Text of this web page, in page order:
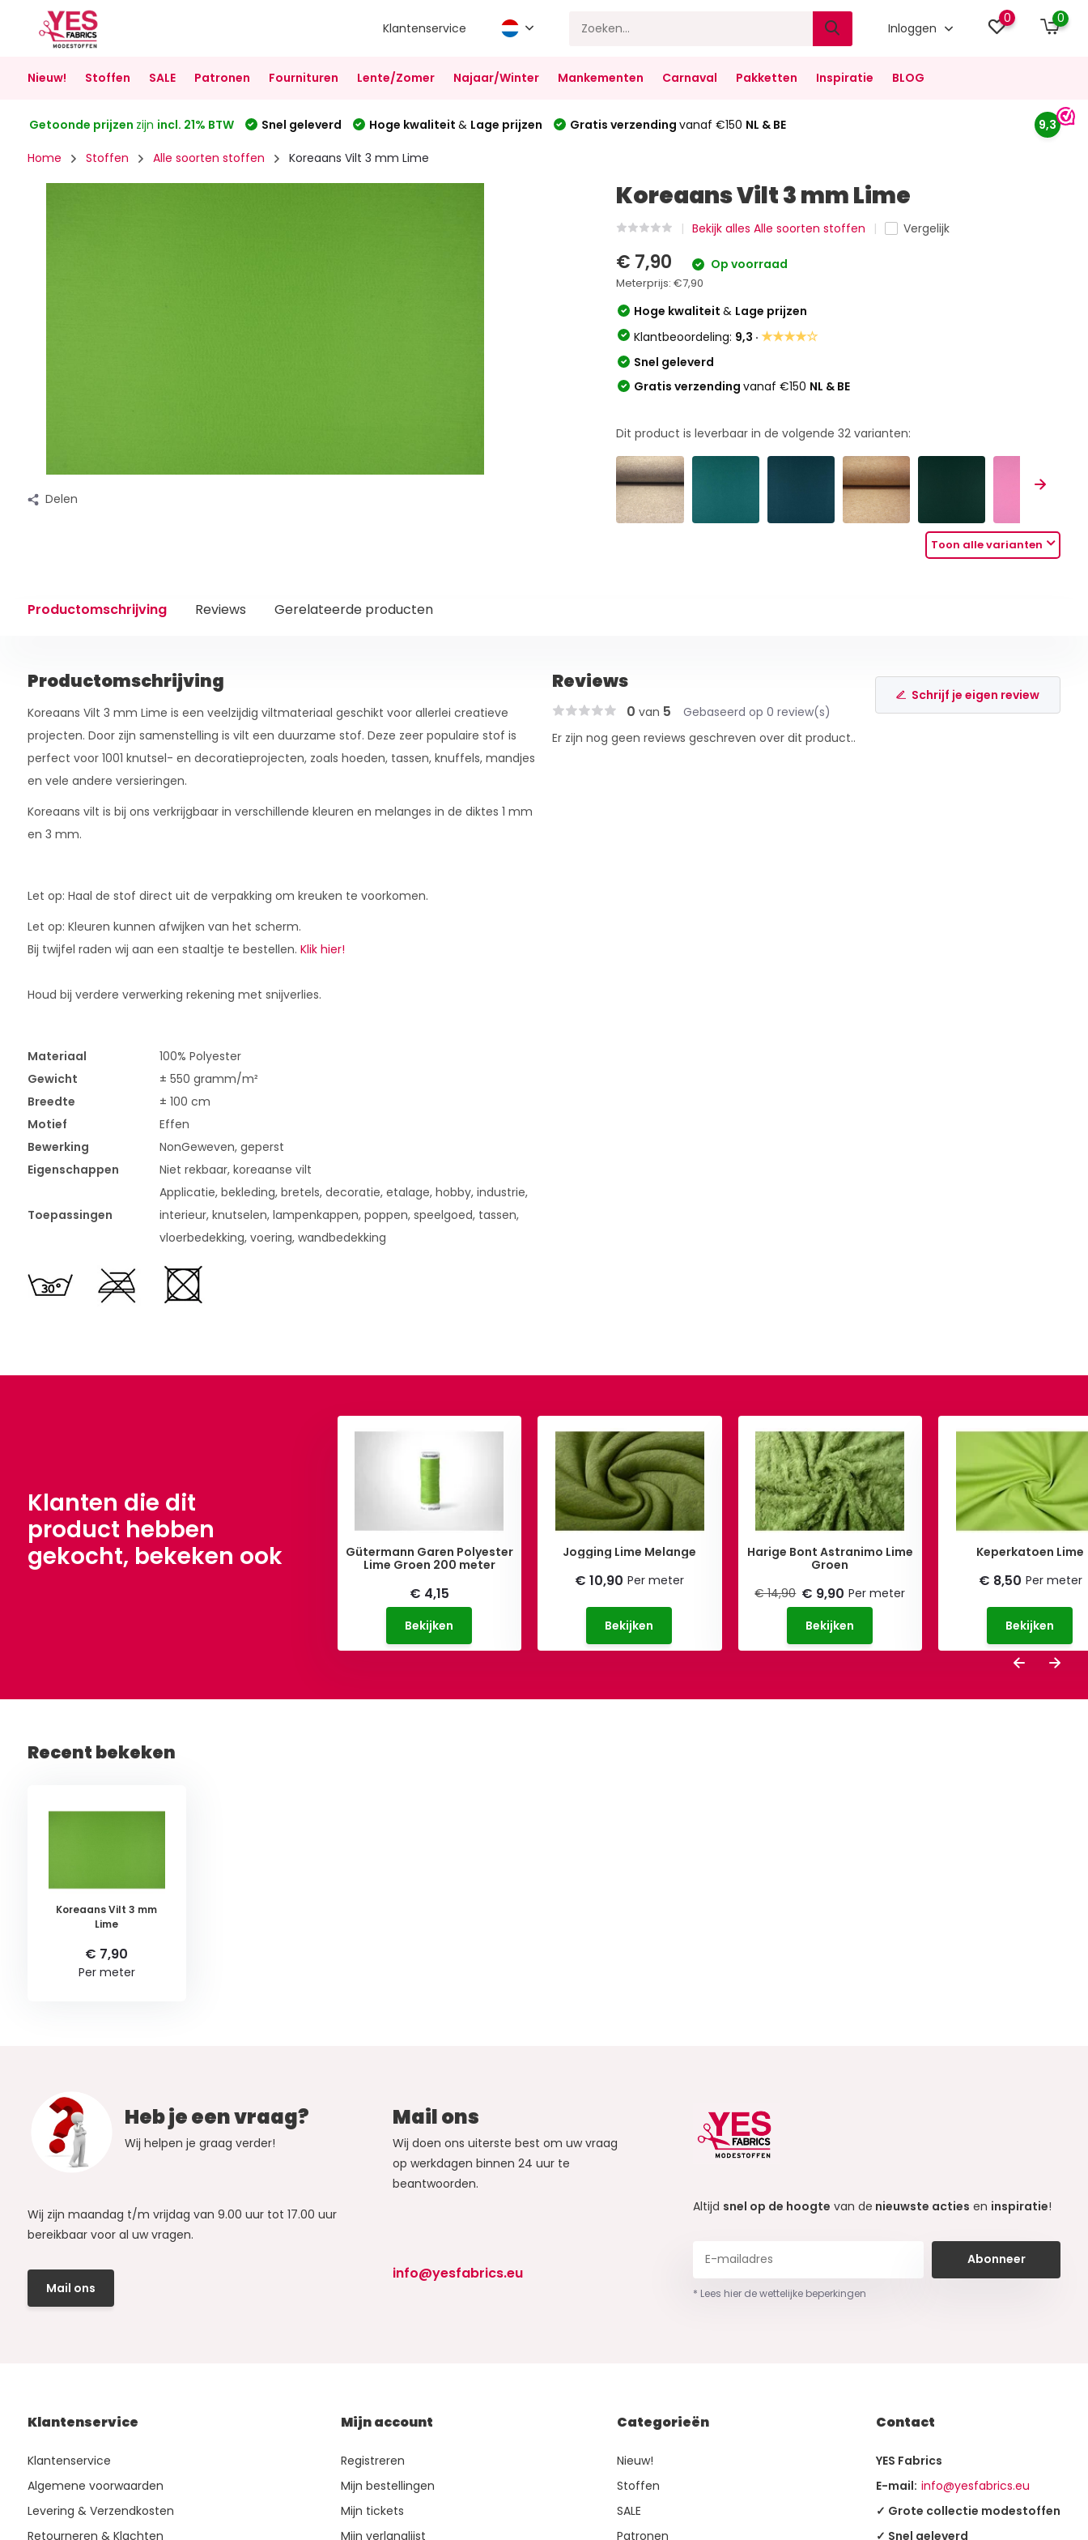
Klantenservice Inloggen
0 0
Nieuw! Stoffen SALE Patronen Fournituren Lente/Zomer Najaar/Winter Mankementen Carnaval Pakketten Inspiratie BLOG
Getoonde prijzen zijn incl. 21% BTW Snel geleverd Hoge kwaliteit & Lage prijzen Gratis verzending vanaf €150 NL & BE 9,3
Home Stoffen Alle soorten stoffen Koreaans Vilt 3 mm Lime
Delen
Koreaans Vilt 3 mm Lime
Bekijk alles Alle soorten stoffen Vergelijk
€ 7,90 Op voorraad
Meterprijs:€7,90
Hoge kwaliteit& Lage prijzen
Klantbeoordeling: 9,3 ·★★★★☆
Snel geleverd
Gratis verzendingvanaf €150 NL & BE
Dit product is leverbaar in de volgende32 varianten:
Toon alle varianten
Productomschrijving Reviews Gerelateerde producten
Productomschrijving
Koreaans Vilt 3 mm Lime is een veelzijdig viltmateriaal geschikt voor allerlei creatieve
projecten. Door zijn samenstelling is vilt een duurzame stof. Deze zeer populaire stof is
perfect voor 1001 knutsel- en decoratieprojecten, zoals hoeden, tassen, knuffels, mandjes
en vele andere versieringen.
Koreaans vilt is bij ons verkrijgbaar in verschillende kleuren en melanges in de diktes 1 mm
en 3 mm.
Let op: Haal de stof direct uit de verpakking om kreuken te voorkomen.
Let op: Kleuren kunnen afwijken van het scherm.
Bij twijfel raden wij aan een staaltje te bestellen. Klik hier!
Houd bij verdere verwerking rekening met snijverlies.
Materiaal
100% Polyester
Gewicht
± 550 gramm/m²
Breedte
± 100 cm
Motief
Effen
Bewerking
NonGeweven, geperst
Eigenschappen
Niet rekbaar, koreaanse vilt
Toepassingen
Applicatie, bekleding, bretels, decoratie, etalage, hobby, industrie,
interieur, knutselen, lampenkappen, poppen, speelgoed, tassen,
vloerbedekking, voering, wandbedekking
Reviews
0 van 5 Gebaseerd op 0 review(s)
Schrijf je eigen review
Er zijn nog geen reviews geschreven over dit product..
Klanten die dit
product hebben
gekocht, bekeken ook
Fleece Lime Poplin Lime
Gütermann Garen Polyester
Lime Groen 200 meter
€ 4,15
Bekijken
Jogging Lime Melange
€ 10,90 Per meter
Bekijken
Harige Bont Astranimo Lime
Groen
€ 14,90 € 9,90 Per meter
Bekijken
Keperkatoen Lime
€ 8,50 Per meter
Bekijken
Recent bekeken
Koreaans Vilt 3 mm
Lime
€ 7,90
Per meter
Heb je een vraag?
Wij helpen je graag verder!
Wij zijn maandag t/m vrijdag van 9.00 uur tot 17.00 uur
bereikbaar voor al uw vragen.
Mail ons
Mail ons
Wij doen ons uiterste best om uw vraag
op werkdagen binnen 24 uur te
beantwoorden.
info@yesfabrics.eu
Altijd snel op de hoogte van de nieuwste acties en inspiratie!
Abonneer
* Lees hier de wettelijke beperkingen
Klantenservice
Klantenservice
Algemene voorwaarden
Levering & Verzendkosten
Retourneren & Klachten
Mijn account
Registreren
Mijn bestellingen
Mijn tickets
Mijn verlanglijst
Categorieën
Nieuw!
Stoffen
SALE
Patronen
Contact
YES Fabrics
E-mail: info@yesfabrics.eu
✓ Grote collectie modestoffen
✓ Snel geleverd